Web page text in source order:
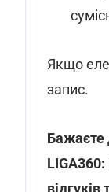
Якщо
запис.
Бажаєте